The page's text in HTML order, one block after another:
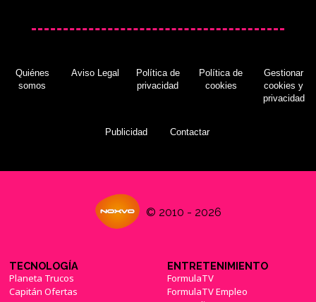
Quiénes
somos
Aviso Legal
Política de
privacidad
Política de
cookies
Gestionar
cookies y
privacidad
Publicidad Contactar
© 2010 - 2026
TECNOLOGÍA
Planeta Trucos
Capitán Ofertas
ENTRETENIMIENTO
FormulaTV
FormulaTV Empleo